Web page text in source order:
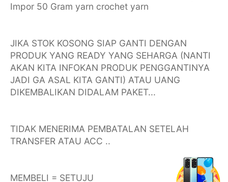
Impor 50 Gram yarn crochet yarn
JIKA STOK KOSONG SIAP GANTI DENGAN
PRODUK YANG READY YANG SEHARGA (NANTI
AKAN KITA INFOKAN PRODUK PENGGANTINYA
JADI GA ASAL KITA GANTI) ATAU UANG
DIKEMBALIKAN DIDALAM PAKET...
TIDAK MENERIMA PEMBATALAN SETELAH
TRANSFER ATAU ACC ..
MEMBELI = SETUJU